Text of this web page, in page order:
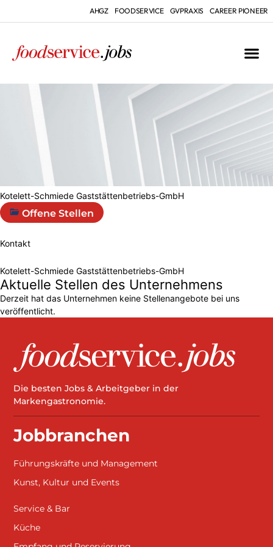
AHGZ FOODSERVICE GVPRAXIS CAREER PIONEER
Kotelett-Schmiede Gaststättenbetriebs-GmbH
Offene Stellen
Kontakt
Kotelett-Schmiede Gaststättenbetriebs-GmbH
Aktuelle Stellen des Unternehmens
Derzeit hat das Unternehmen keine Stellenangebote bei uns
veröffentlicht.
Die besten Jobs & Arbeitgeber in der
Markengastronomie.
Jobbranchen
Führungskräfte und Management
Kunst, Kultur und Events
Service & Bar
Küche